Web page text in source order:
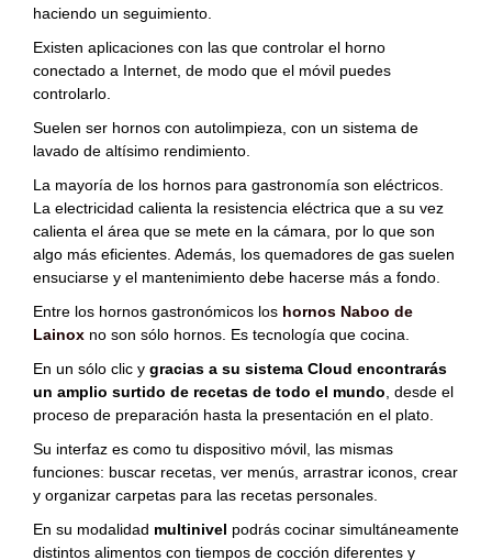
haciendo un seguimiento.
Existen aplicaciones con las que controlar el horno
conectado a Internet, de modo que el móvil puedes
controlarlo.
Suelen ser hornos con autolimpieza, con un sistema de
lavado de altísimo rendimiento.
La mayoría de los hornos para gastronomía son eléctricos.
La electricidad calienta la resistencia eléctrica que a su vez
calienta el área que se mete en la cámara, por lo que son
algo más eficientes. Además, los quemadores de gas suelen
ensuciarse y el mantenimiento debe hacerse más a fondo.
Entre los hornos gastronómicos los hornos Naboo de
Lainox no son sólo hornos. Es tecnología que cocina.
En un sólo clic y gracias a su sistema Cloud encontrarás
un amplio surtido de recetas de todo el mundo , desde el
proceso de preparación hasta la presentación en el plato.
Su interfaz es como tu dispositivo móvil, las mismas
funciones: buscar recetas, ver menús, arrastrar iconos, crear
y organizar carpetas para las recetas personales.
En su modalidad multinivel podrás cocinar simultáneamente
distintos alimentos con tiempos de cocción diferentes y